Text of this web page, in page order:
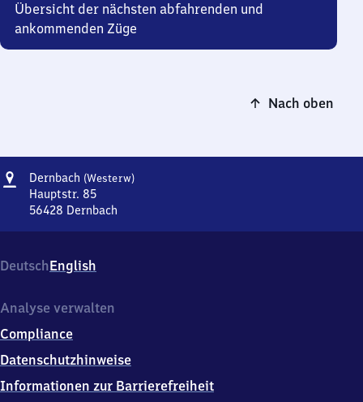
Übersicht der nächsten abfahrenden und
ankommenden Züge
Nach oben
Adresse
Dernbach (Westerw)Dernbach
Hauptstr. 85
56428 Dernbach
Hauptstr.
85,
6
2
8
DeutschEnglish
Analyse verwalten
Compliance
Datenschutzhinweise
Informationen zur Barrierefreiheit